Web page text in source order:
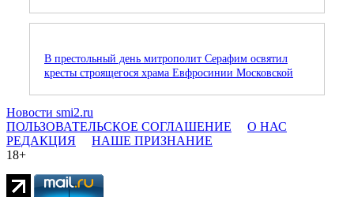
В престольный день митрополит Серафим освятил
кресты строящегося храма Евфросинии Московской
Новости smi2.ru
ПОЛЬЗОВАТЕЛЬСКОЕ СОГЛАШЕНИЕ
О НАС
РЕДАКЦИЯ
НАШЕ ПРИЗНАНИЕ
18+